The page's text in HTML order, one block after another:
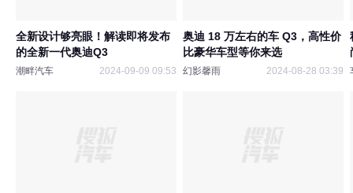
全新设计够亮眼！解读即将发布
的全新一代奥迪Q3
潮畔汽车 2024-09-09 09:53
奥迪 18 万左右的车 Q3，高性价
比豪华车型等你来选
幻影馨雨 2024-08-28 03:39